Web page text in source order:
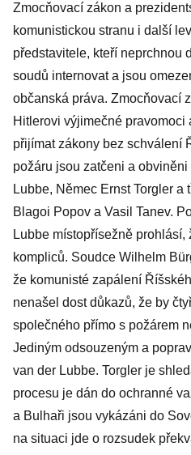
Zmocňovací zákon a
komunistickou stranu i další
představitele, kteří neprchnou
soudů internovat a jsou
občanská práva. Zmocňovací
Hitlerovi výjimečné pravomoci
přijímat zákony bez schválení
požáru jsou zatčeni a
Lubbe, Němec Ernst Torgler a
Blagoi Popov a Vasil Tanev.
Lubbe místopřísežně prohlásí,
kompliců. Soudce Wilhelm
že komunisté zapálení
nenašel dost důkazů, že by
společného přímo s požárem
Jediným odsouzeným a
van der Lubbe. Torgler je
procesu je dán do ochranné
a Bulhaři jsou vykázáni do
na situaci jde o rozsudek